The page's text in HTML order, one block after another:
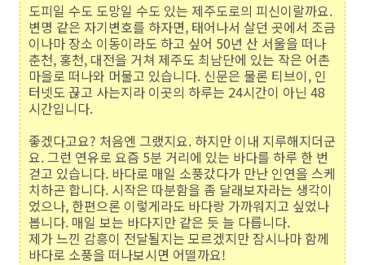
도피일 수도 도망일 수도 있는 제주도로의 피신이랄까요.
변명 같은 자기변호를 하자면, 태어나서 살던 곳에서 조금
이나마 장소 이동이라도 하고 싶어 50년 산 서울을 떠나
춘천, 홍천, 대전을 거쳐 제주도 최남단에 있는 작은 어촌
마을로 떠나와 머물고 있습니다. 신문은 물론 티브이, 인
터넷도 끊고 사는지라 이곳의 하루는 24시간이 아닌 48
시간입니다.
좋겠다고요? 처음엔 그랬지요. 하지만 이내 지루해지더군
요. 그런 연유로 요즘 5분 거리에 있는 바다를 하루 한 번
걷고 있습니다. 바다로 매일 소풍갔다가 만난 인연을 스케
치하곤 합니다. 시작은 따분함을 좀 달래보자라는 생각이
었으나, 한편으론 이렇게라도 바다랑 가까워지고 싶었나
봅니다. 매일 보는 바다지만 같은 듯 늘 다릅니다.
제가 느낀 감흥이 전달될지는 모르겠지만 잠시나마 함께
바다로 소풍을 떠나보시면 어떨까요!